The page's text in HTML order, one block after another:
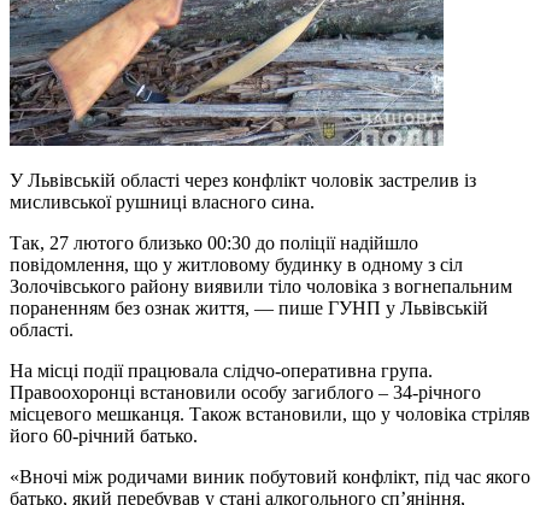
У Львівській області через конфлікт чоловік застрелив із
мисливської рушниці власного сина.
Так, 27 лютого близько 00:30 до поліції надійшло
повідомлення, що у житловому будинку в одному з сіл
Золочівського району виявили тіло чоловіка з вогнепальним
пораненням без ознак життя, — пише ГУНП у Львівській
області.
На місці події працювала слідчо-оперативна група.
Правоохоронці встановили особу загиблого – 34-річного
місцевого мешканця. Також встановили, що у чоловіка стріляв
його 60-річний батько.
«Вночі між родичами виник побутовий конфлікт, під час якого
батько, який перебував у стані алкогольного сп’яніння,